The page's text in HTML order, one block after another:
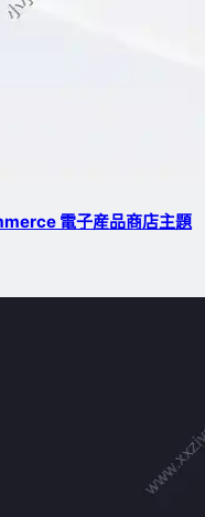
電子産品商店主題